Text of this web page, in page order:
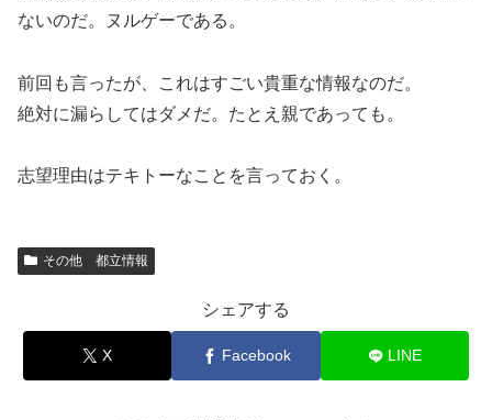
ないのだ。ヌルゲーである。
前回も言ったが、これはすごい貴重な情報なのだ。
絶対に漏らしてはダメだ。たとえ親であっても。
志望理由はテキトーなことを言っておく。
その他 都立情報
シェアする
X Facebook LINE